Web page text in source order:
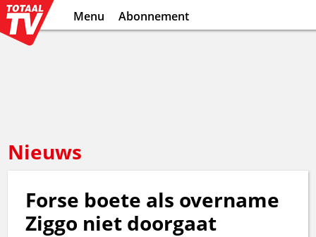
Menu Abonnement
Nieuws
Forse boete als overname
Ziggo niet doorgaat